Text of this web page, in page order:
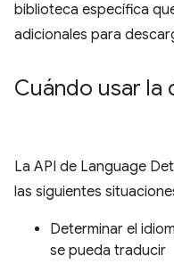
biblioteca específica
adicionales para
Cuándo usar la
La API de Language
las siguientes
Determinar el
se pueda traducir